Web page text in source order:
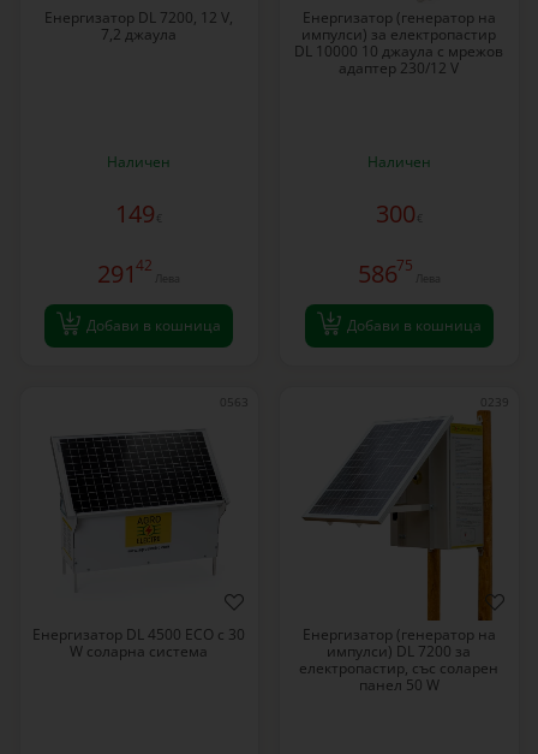
Енергизатор DL 7200, 12 V,
7,2 джаула
Наличен
149 €
29142
Лева
Добави в кошница
Енергизатор (генератор на
импулси) за електропастир
DL 10000 10 джаула с мрежов
адаптер 230/12 V
Наличен
300 €
58675
Лева
Добави в кошница
0563
Енергизатор DL 4500 ECO с 30
W соларна система
0239
Eнергизатор (генератор на
импулси) DL 7200 за
електропастир, със соларен
панел 50 W